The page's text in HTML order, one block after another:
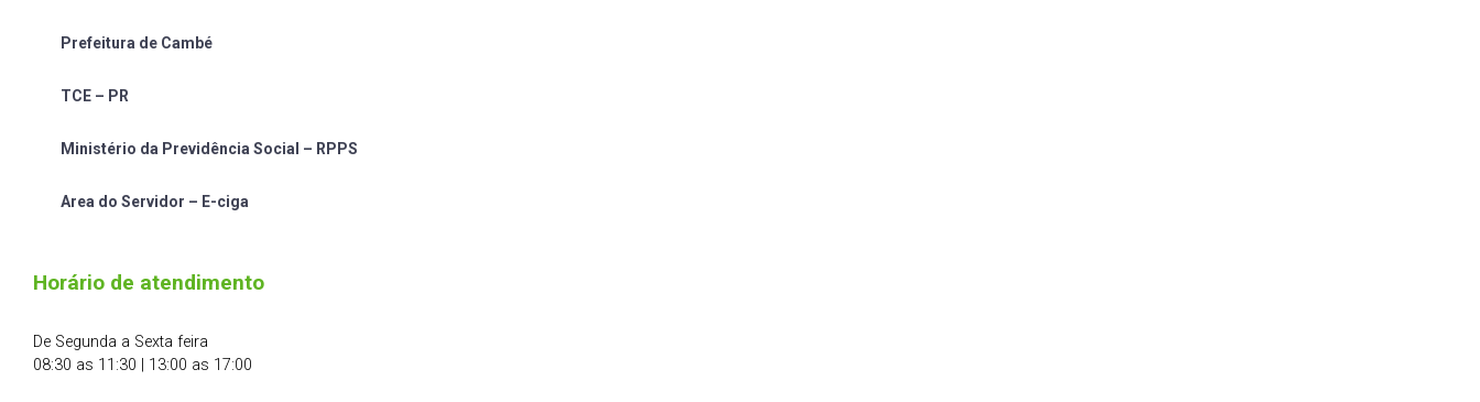
Prefeitura de Cambé
TCE – PR
Ministério da Previdência Social – RPPS
Area do Servidor – E-ciga
Horário de atendimento
De Segunda a Sexta feira
08:30 as 11:30 | 13:00 as 17:00